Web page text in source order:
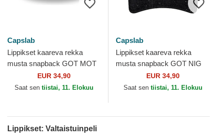
Capslab
Lippikset kaareva rekka
musta snapback GOT MOT
Daenerys Targaryen
Valtaistuinpeli Capslab
EUR 34,90
Saat sen tiistai, 11. Elokuu
Capslab
Lippikset kaareva rekka
musta snapback GOT NIG
Yökuningas Valtaistuinpeli
Capslab
EUR 34,90
Saat sen tiistai, 11. Elokuu
Lippikset: Valtaistuinpeli